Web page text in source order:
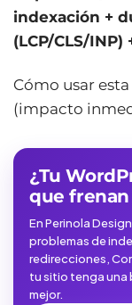
indexación +
(LCP/CLS/
Cómo usar
(impacto
¿Tu
que frenan
En Perinola
problemas de
redirecciones,
tu sitio tenga una
mejor.